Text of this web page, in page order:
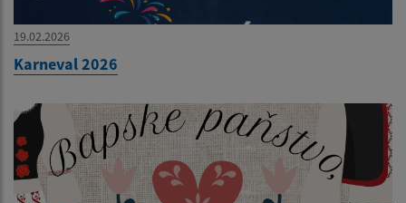
19.02.2026
Karneval 2026